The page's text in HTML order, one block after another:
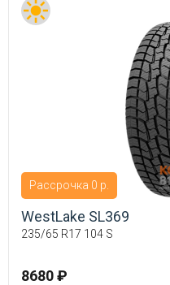
Рассрочка 0 р.
WestLake SL369
235/65 R17 104 S
8680 ₽